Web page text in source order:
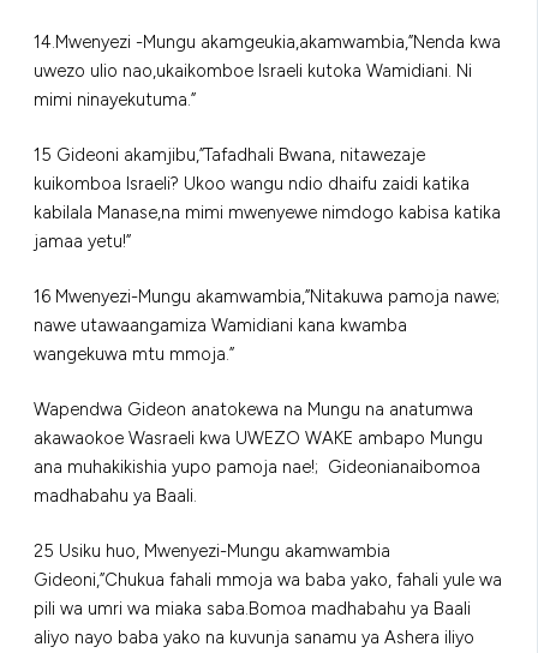
14.Mwenyezi -Mungu akamgeukia,akamwambia,”Nenda kwa
uwezo ulio nao,ukaikomboe Israeli kutoka Wamidiani. Ni
mimi ninayekutuma.”
15 Gideoni akamjibu,”Tafadhali Bwana, nitawezaje
kuikomboa Israeli? Ukoo wangu ndio dhaifu zaidi katika
kabilala Manase,na mimi mwenyewe nimdogo kabisa katika
jamaa yetu!”
16 Mwenyezi-Mungu akamwambia,”Nitakuwa pamoja nawe;
nawe utawaangamiza Wamidiani kana kwamba
wangekuwa mtu mmoja.”
Wapendwa Gideon anatokewa na Mungu na anatumwa
akawaokoe Wasraeli kwa UWEZO WAKE ambapo Mungu
ana muhakikishia yupo pamoja nae!; Gideonianaibomoa
madhabahu ya Baali.
25 Usiku huo, Mwenyezi-Mungu akamwambia
Gideoni,”Chukua fahali mmoja wa baba yako, fahali yule wa
pili wa umri wa miaka saba.Bomoa madhabahu ya Baali
aliyo nayo baba yako na kuvunja sanamu ya Ashera iliyo